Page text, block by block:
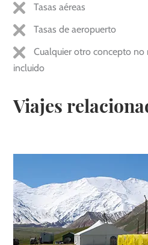
Tasas aéreas
Tasas de aeropuerto
Cualquier otro concepto
incluido
Viajes